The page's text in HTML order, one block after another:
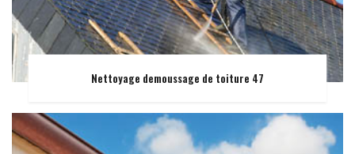
Nettoyage demoussage de toiture 47